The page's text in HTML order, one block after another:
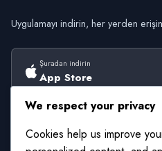
Uygulamayı indirin, her yerden
Şuradan indirin
App Store
Şuradan alın
Google Play
We respect your privacy
Cookies help us improve